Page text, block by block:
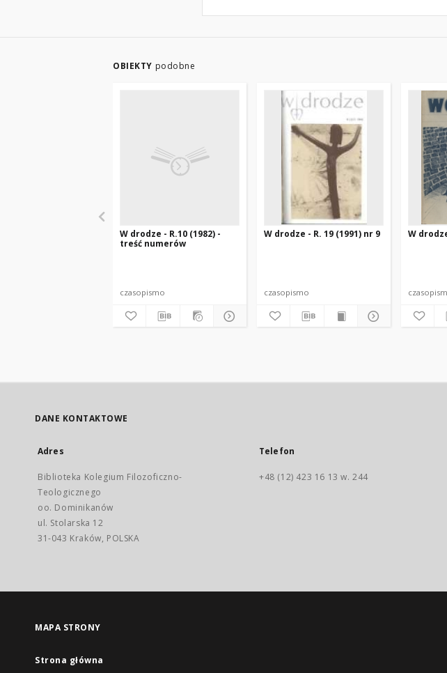
OBIEKTY podobne
W drodze - R.10 (1982) -
treść numerów
czasopismo
W drodze - R. 19 (1991) nr 9
czasopismo
W
DANE KONTAKTOWE
Adres
Biblioteka Kolegium Filozoficzno-
Teologicznego
oo. Dominikanów
ul. Stolarska 12
31-043 Kraków, POLSKA
Telefon
+48 (12) 423 16 13 w. 244
MAPA STRONY
Strona główna